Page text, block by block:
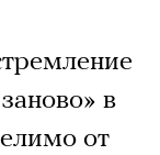
в
от